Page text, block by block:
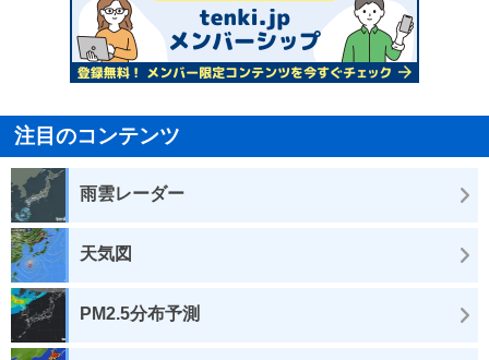
注目のコンテンツ
雨雲レーダー
天気図
PM2.5分布予測